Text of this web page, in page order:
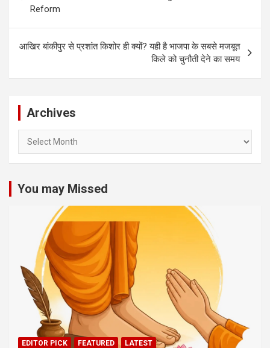
Reform
आखिर बांकीपुर से प्रशांत किशोर ही क्यों? यही है भाजपा के सबसे मजबूत
किले को चुनौती देने का समय
Archives
You may Missed
EDITOR PICK FEATURED LATEST